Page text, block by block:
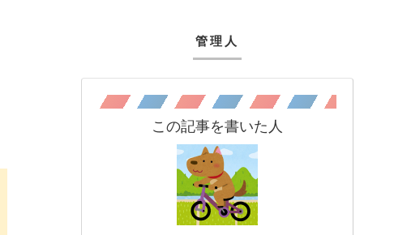
管理人
この記事を書いた人